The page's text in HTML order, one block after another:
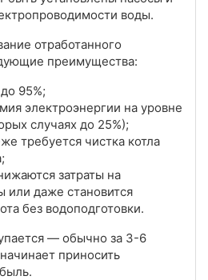
воды.
отработанного
преимущества:
95%;
электроэнергии на уровне
случаях до 25%);
требуется чистка котла
затраты на
или даже становится
без водоподготовки.
— обычно за 3-6
приносить